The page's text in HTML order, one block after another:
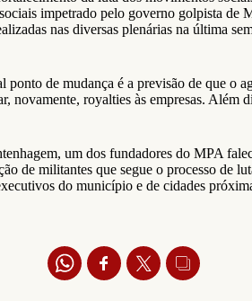
impetrado pelo governo golpista
nas diversas plenárias na última
de mudança é a previsão de que o
novamente, royalties às empresas. Além
um dos fundadores do MPA
de militantes que segue o processo de
do município e de cidades